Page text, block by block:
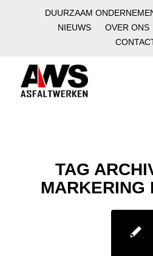
DUURZAAM
NIEUWS
OVER ONS
TAG
MARKERING